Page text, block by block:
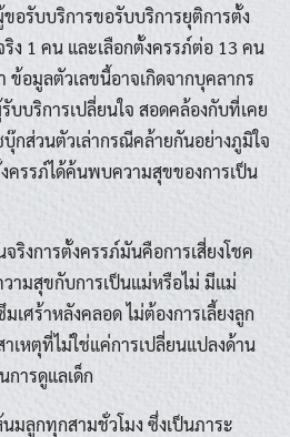
อรับบริการขอรับบริการยุติการตั้ง
ง 1 คน และเลือกตั้งครรภ์ต่อ 13 คน
ข้อมูลตัวเลขนี้อาจเกิดจากบุคลากร
บริการเปลี่ยนใจ สอดคล้องกับที่เคย
กส่วนตัวเล่ากรณีคล้ายกันอย่างภูมิใจ
ครรภ์ได้ค้นพบความสุขของการเป็น
ริงการตั้งครรภ์มันคือการเสี่ยงโชค
ามสุขกับการเป็นแม่หรือไม่ มีแม่
ศร้าหลังคลอด ไม่ต้องการเลี้ยงลูก
เหตุที่ไม่ใช่แค่การเปลี่ยนแปลงด้าน
การดูแลเด็ก
มลูกทุกสามชั่วโมง ซึ่งเป็นภาระ